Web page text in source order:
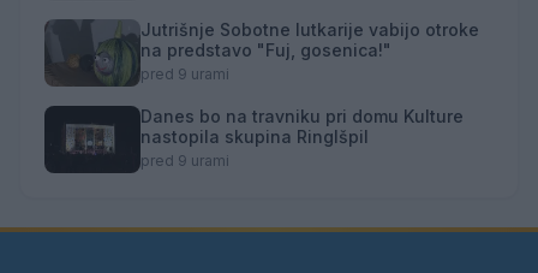
Jutrišnje Sobotne lutkarije vabijo otroke
na predstavo "Fuj, gosenica!"
pred 9 urami
Danes bo na travniku pri domu Kulture
nastopila skupina Ringlšpil
pred 9 urami